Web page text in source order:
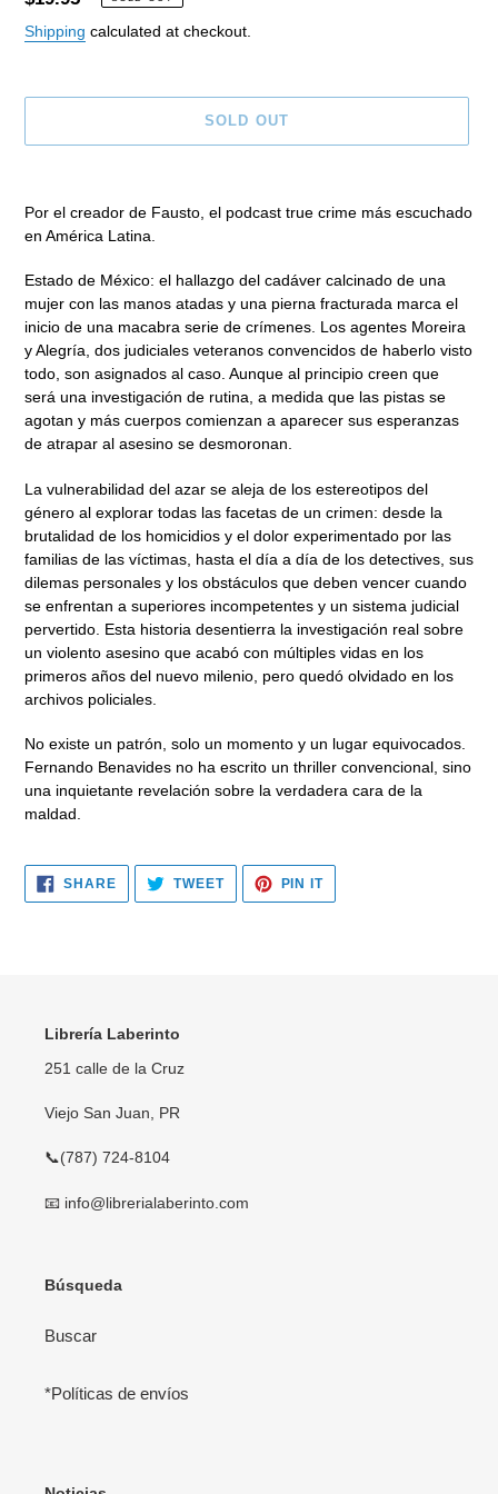
price
Shipping calculated at checkout.
SOLD OUT
cart
Por el creador de Fausto , el podcast true crime más escuchado
en América Latina.
Estado de México: el hallazgo del cadáver calcinado de una
mujer con las manos atadas y una pierna fracturada marca el
inicio de una macabra serie de crímenes. Los agentes Moreira
y Alegría, dos judiciales veteranos convencidos de haberlo visto
todo, son asignados al caso. Aunque al principio creen que
será una investigación de rutina, a medida que las pistas se
agotan y más cuerpos comienzan a aparecer sus esperanzas
de atrapar al asesino se desmoronan.
La vulnerabilidad del azar se aleja de los estereotipos del
género al explorar todas las facetas de un crimen: desde la
brutalidad de los homicidios y el dolor experimentado por las
familias de las víctimas, hasta el día a día de los detectives, sus
dilemas personales y los obstáculos que deben vencer cuando
se enfrentan a superiores incompetentes y un sistema judicial
pervertido. Esta historia desentierra la investigación real sobre
un violento asesino que acabó con múltiples vidas en los
primeros años del nuevo milenio, pero quedó olvidado en los
archivos policiales.
No existe un patrón, solo un momento y un lugar equivocados.
Fernando Benavides no ha escrito un thriller convencional, sino
una inquietante revelación sobre la verdadera cara de la
maldad.
SHARESHARE
FACEBOOK
TWEETTWEET
TWITTER
PIN ITPIN
PINTEREST
Librería Laberinto
251 calle de la Cruz
Viejo San Juan, PR
📞(787) 724-8104
📧 info@librerialaberinto.com
Búsqueda
Buscar
*Políticas de envíos